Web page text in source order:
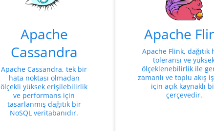
Apache
Cassandra
Apache Cassandra, tek bir
hata noktası olmadan
ölçekli yüksek erişilebilirlik
ve performans için
tasarlanmış dağıtık bir
NoSQL veritabanıdır.
Apache
Apache Flink, dağıtık
toleransı ve
ölçeklenebilirlik ile
zamanlı ve toplu akış
için açık kaynaklı
çerçevedir.